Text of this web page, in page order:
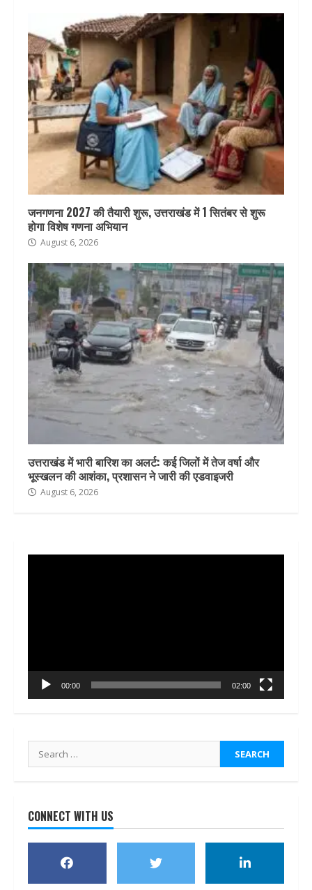
जनगणना 2027 की तैयारी शुरू, उत्तराखंड में 1 सितंबर से शुरू
होगा विशेष गणना अभियान
August 6, 2026
उत्तराखंड में भारी बारिश का अलर्ट: कई जिलों में तेज वर्षा और
भूस्खलन की आशंका, प्रशासन ने जारी की एडवाइजरी
August 6, 2026
00:00 02:00
Search
for:
CONNECT WITH US